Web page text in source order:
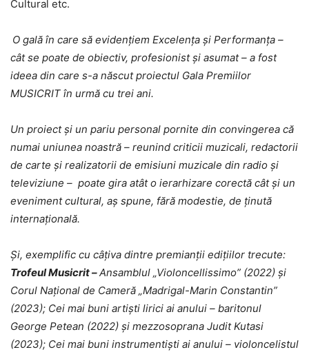
Cultural etc.
O gală în care să evidențiem Excelența și Performanța –
cât se poate de obiectiv, profesionist și asumat – a fost
ideea din care s-a născut proiectul Gala Premiilor
MUSICRIT în urmă cu trei ani.
Un proiect și un pariu personal pornite din convingerea că
numai uniunea noastră – reunind criticii muzicali, redactorii
de carte și realizatorii de emisiuni muzicale din radio și
televiziune – poate gira atât o ierarhizare corectă cât și un
eveniment cultural, aș spune, fără modestie, de ținută
internațională.
Și, exemplific cu câțiva dintre premianții edițiilor trecute:
Trofeul Musicrit –Ansamblul „Violoncellissimo” (2022) și
Corul Național de Cameră „Madrigal-Marin Constantin”
(2023); Cei mai buni artiști lirici ai anului – baritonul
George Petean (2022) și mezzosoprana Judit Kutasi
(2023); Cei mai buni instrumentiști ai anului – violoncelistul